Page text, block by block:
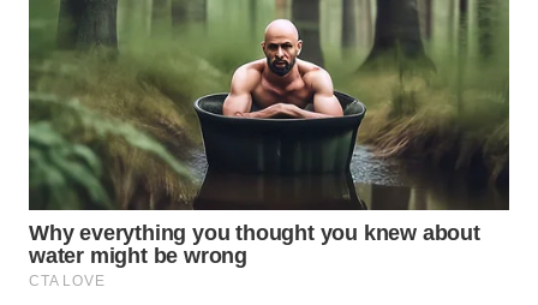
WN
PRIANGAN
TIMUR
WN
SEMARANG
WN
SOLO